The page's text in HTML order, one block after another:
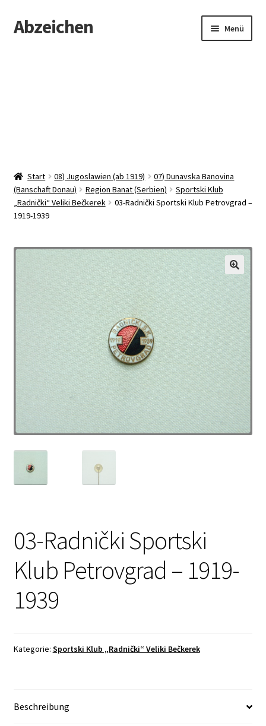
Zur
Navigation
Zum
Inhalt
Abzeichen Menü
Start 08) Jugoslawien (ab 1919)
07) Dunavska Banovina
(Banschaft Donau)
Region Banat (Serbien)
Sportski Klub
„Radnički“ Veliki Bečkerek
03-Radnički Sportski Klub Petrovgrad –
1919-1939
03-Radnički Sportski
Klub Petrovgrad – 1919-
1939
Kategorie: Sportski Klub „Radnički“ Veliki Bečkerek
Beschreibung